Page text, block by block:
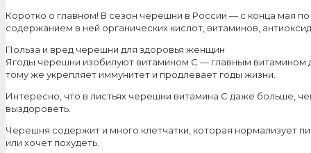
Коротко о главном! В сезон черешни в России — с конца мая
содержанием в ней органических кислот, витаминов,
Польза и вред черешни для здоровья женщин
Ягоды черешни изобилуют витамином С — главным витамином
тому же укрепляет иммунитет и продлевает годы жизни.
Интересно, что в листьях черешни витамина С даже больше,
выздороветь.
Черешня содержит и много клетчатки, которая нормализует
или хочет похудеть.